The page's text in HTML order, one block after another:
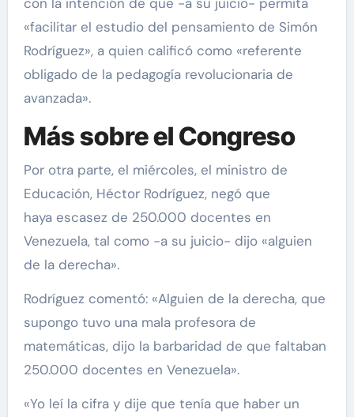
«facilitar el estudio del pensamiento de Simón
Rodríguez», a quien calificó como «referente
obligado de la pedagogía revolucionaria de
avanzada».
Más sobre el Congreso
Por otra parte, el miércoles, el ministro de
Educación, Héctor Rodríguez, negó que
haya escasez de 250.000 docentes en
Venezuela, tal como -a su juicio- dijo «alguien
de la derecha».
Rodríguez comentó: «Alguien de la derecha, que
supongo tuvo una mala profesora de
matemáticas, dijo la barbaridad de que faltaban
250.000 docentes en Venezuela».
«Yo leí la cifra y dije que tenía que haber un